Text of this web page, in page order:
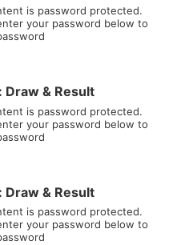
is password protected.
your password below to
Draw & Result
is password protected.
your password below to
Draw & Result
is password protected.
your password below to